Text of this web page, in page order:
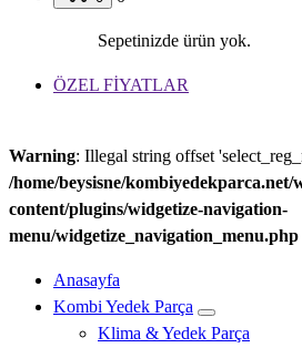
Sepetinizde ürün yok.
ÖZEL FİYATLAR
Warning: Illegal string offset
/home/beysisne/kombiyedekparca.net/
content/plugins/widgetize-navigation-
menu/widgetize_navigation_menu.php
Anasayfa
Kombi Yedek Parça
Klima & Yedek Parça